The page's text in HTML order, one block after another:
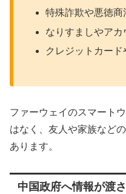
特殊詐欺や悪徳商
なりすましやアカ
クレジットカー
ファーウェイのスマート
はなく、友人や家族など
あります。
中国政府へ情報が渡